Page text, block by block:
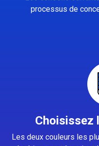
processus de
Choisissez
Les deux couleurs les